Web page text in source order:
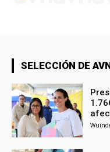
SELECCIÓN DE